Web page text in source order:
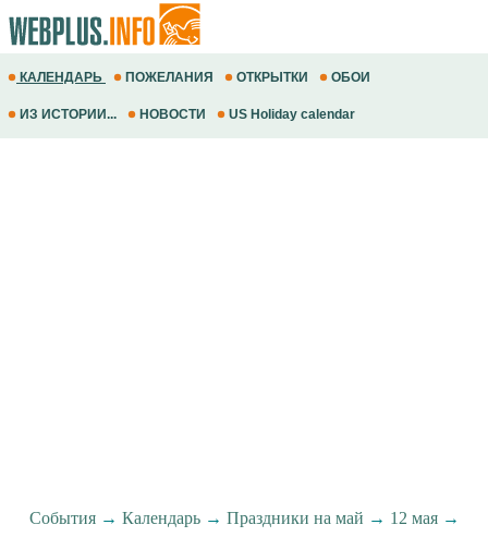
КАЛЕНДАРЬ ПОЖЕЛАНИЯ ОТКРЫТКИ ОБОИ
ИЗ ИСТОРИИ... НОВОСТИ US Holiday calendar
События→ Календарь→ Праздники на май → 12 мая→